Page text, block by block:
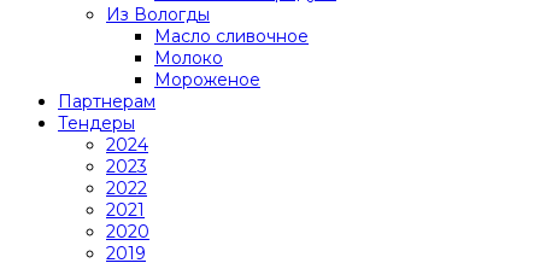
Из Вологды
Масло сливочное
Молоко
Мороженое
Партнерам
Тендеры
2024
2023
2022
2021
2020
2019